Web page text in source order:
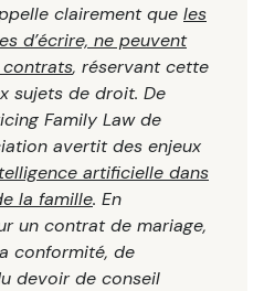
clairement que les
d’écrire, ne peuvent
contrats, réservant cette
sujets de droit. De
Family Law de
avertit des enjeux
artificielle dans
la famille. En
un contrat de mariage,
conformité, de
devoir de conseil